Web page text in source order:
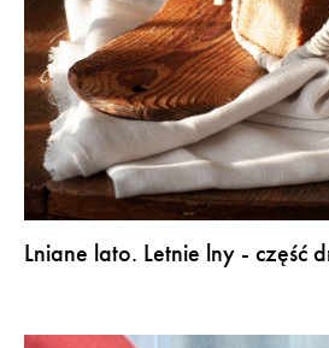
Lniane lato. Letnie lny - część